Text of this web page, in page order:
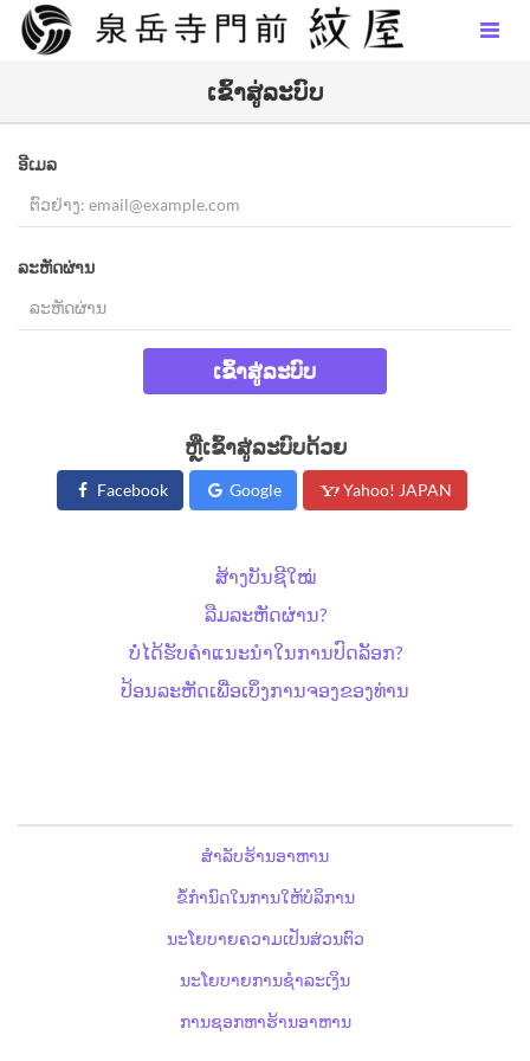
ເຂົ້າສູ່ລະບົບ
ອີເມລ
ລະຫັດຜ່ານ
ເຂົ້າສູ່ລະບົບ
ຫຼືເຂົ້າສູ່ລະບົບດ້ວຍ
Facebook Google Yahoo! JAPAN
ສ້າງບັນຊີໃໝ່
ລືມລະຫັດຜ່ານ?
ບໍ່ໄດ້ຮັບຄຳແນະນຳໃນການປົດລັອກ?
ປ້ອນລະຫັດເພື່ອເບິ່ງການຈອງຂອງທ່ານ
ສຳລັບຮ້ານອາຫານ
ຂໍ້ກຳນົດໃນການໃຫ້ບໍລິການ
ນະໂຍບາຍຄວາມເປັນສ່ວນຕົວ
ນະໂຍບາຍການຊຳລະເງິນ
ການຊອກຫາຮ້ານອາຫານ